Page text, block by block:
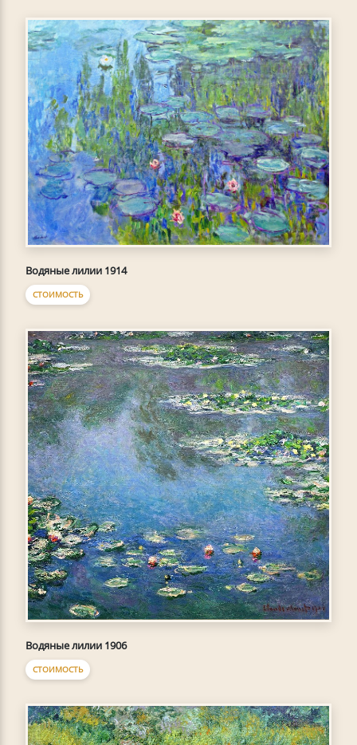
Водяные лилии 1914
СТОИМОСТЬ
Водяные лилии 1906
СТОИМОСТЬ